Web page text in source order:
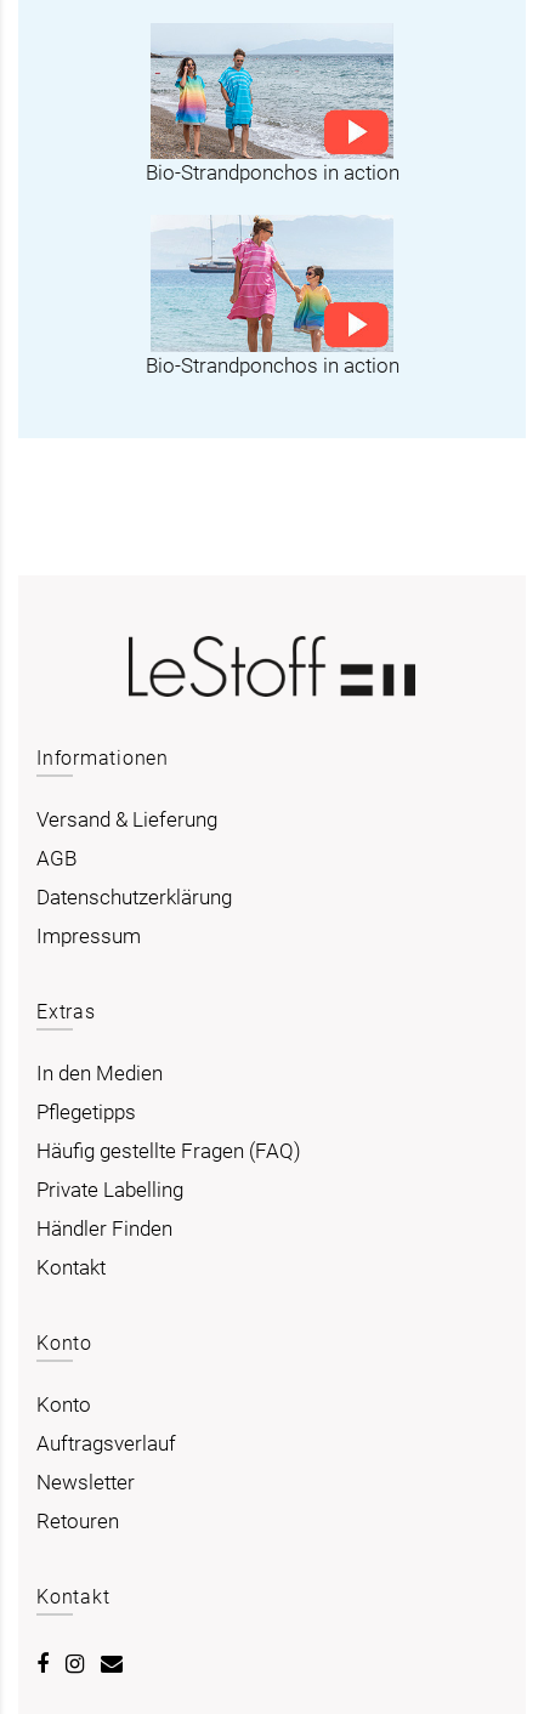
Bio-Strandponchos in action
Bio-Strandponchos in action
Informationen
Versand & Lieferung
AGB
Datenschutzerklärung
Impressum
Extras
In den Medien
Pflegetipps
Häufig gestellte Fragen (FAQ)
Private Labelling
Händler Finden
Kontakt
Konto
Konto
Auftragsverlauf
Newsletter
Retouren
Kontakt